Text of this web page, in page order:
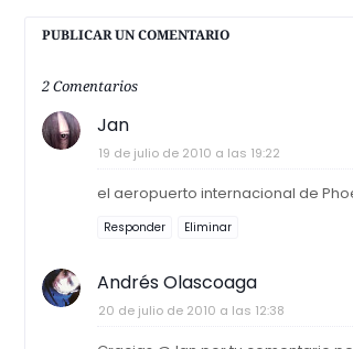
PUBLICAR UN COMENTARIO
2 Comentarios
Jan
19 de julio de 2010 a las 19:22
el aeropuerto internacional de
Responder Eliminar
Andrés Olascoaga
20 de julio de 2010 a las 12:38